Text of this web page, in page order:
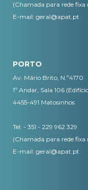
(Chamada para rede fixa
E-mail: geral@apat.pt
PORTO
Av. Mário Brito, N.º4170
1º Andar, Sala 106
4455-491 Matosinhos
Tel. - 351 - 229 962 329
(Chamada para rede fixa
E-mail: geral@apat.pt